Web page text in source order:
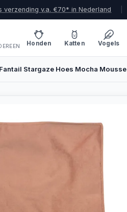
verzending v.a. €70* in Nederland
Honden Katten Vogels
Fantail Stargaze Hoes Mocha